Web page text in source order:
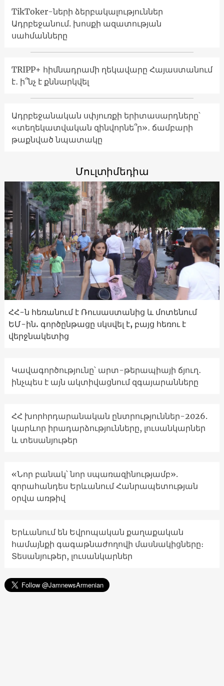
TikToker-ների ձերբակալություններ
Ադրբեջանում. խոսքի ազատության
սահմանները
TRIPP+ հիմնադրամի ղեկավարը Հայաստանում
է․ ի՞նչ է քննարկվել
Ադրբեջանական սփյուռքի երիտասարդները՝
«տեղեկատվական զինվորնե՞ր»․ ճամբարի
թաքնված նպատակը
Մուլտիմեդիա
ՀՀ-ն հեռանում է Ռուսաստանից և մոտենում
ԵՄ-ին. գործընթացը սկսվել է, բայց հեռու է
վերջնակետից
Կավագործությունը՝ արտ-թերապիայի ճյուղ․
ինչպես է այն ակտիվացնում զգայարանները
ՀՀ խորհրդարանական ընտրություններ-2026.
կարևոր իրադարձությունները, լուսանկարներ
և տեսանյութեր
«Նոր բանակ՝ նոր սպառազինությամբ».
զորահանդես Երևանում Հանրապետության
օրվա առթիվ
Երևանում են Եվրոպական քաղաքական
համայնքի գագաթնաժողովի մասնակիցները։
Տեսանյութեր, լուսանկարներ